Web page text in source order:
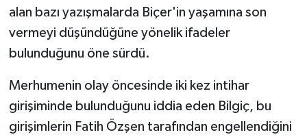
alan bazı yazışmalarda Biçer'in yaşamına son
vermeyi düşündüğüne yönelik ifadeler
bulunduğunu öne sürdü.
Merhumenin olay öncesinde iki kez intihar
girişiminde bulunduğunu iddia eden Bilgiç, bu
girişimlerin Fatih Özşen tarafından engellendiğini